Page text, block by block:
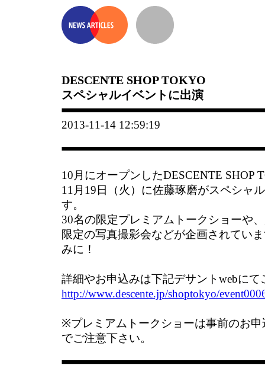
DESCENTE SHOP TOKYO
スペシャルイベントに出演
2013-11-14 12:59:19
10月にオープンしたDESCENTE SHOP
11月19日（火）に佐藤琢磨がスペシャ
す。
30名の限定プレミアムトークショーや
限定の写真撮影会などが企画されてい
みに！
詳細やお申込みは下記デサントwebにて
http://www.descente.jp/shoptokyo/
※プレミアムトークショーは事前のお
でご注意下さい。